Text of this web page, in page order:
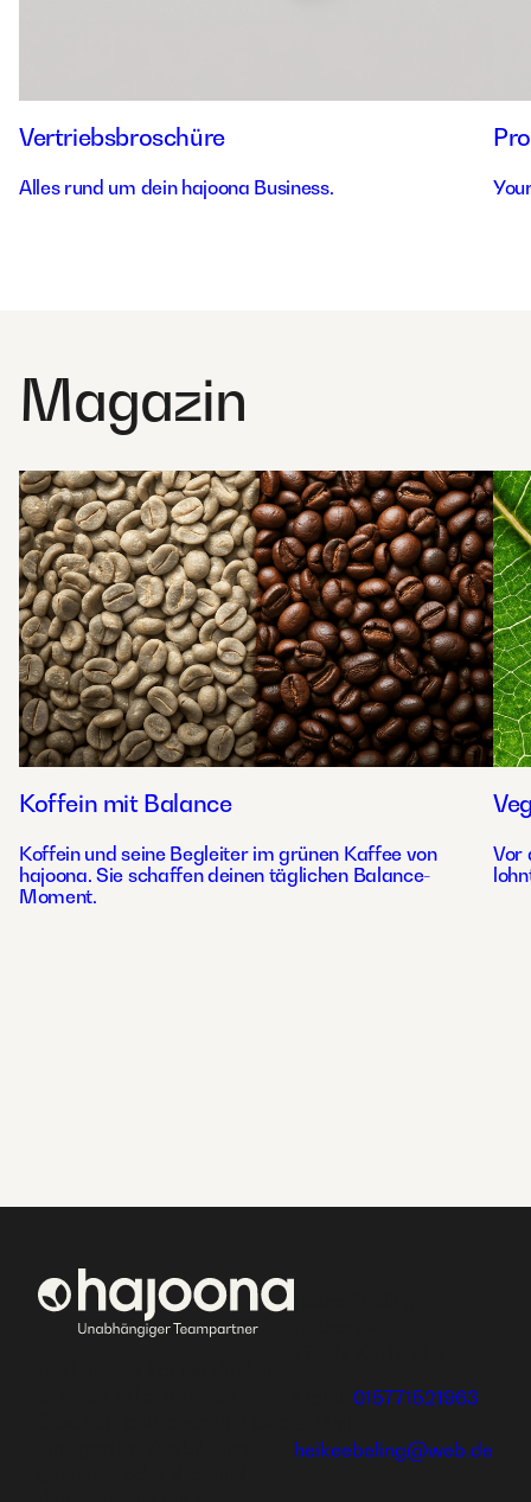
Vertriebsbroschüre
Alles rund um dein hajoona Business.
Magazin
Koffein mit Balance
Koffein und seine Begleiter im grünen Kaffee von
hajoona. Sie schaffen deinen täglichen Balance-
Moment.
Vor
015771521963
heikeebeling@web.de